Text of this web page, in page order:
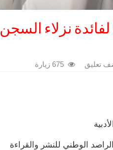
نزلاء السجن
تعليق 675 زيارة
الوطني للنشر والقراءة